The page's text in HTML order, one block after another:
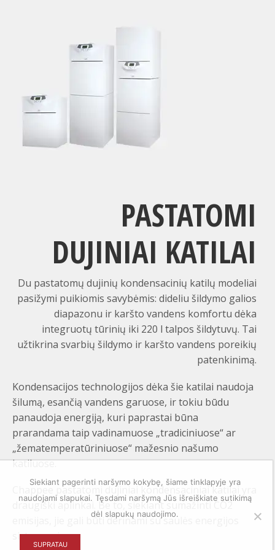
PASTATOMI
DUJINIAI KATILAI
Du pastatomų dujinių kondensacinių katilų modeliai
pasižymi puikiomis savybėmis: dideliu šildymo galios
diapazonu ir karšto vandens komfortu dėka
integruotų tūrinių iki 220 l talpos šildytuvų. Tai
užtikrina svarbių šildymo ir karšto vandens poreikių
patenkinimą.
Kondensacijos technologijos dėka šie katilai naudoja
šilumą, esančią vandens garuose, ir tokiu būdu
panaudoja energiją, kuri paprastai būna
prarandama taip vadinamuose „tradiciniuose“ ar
„žematemperatūriniuose“ mažesnio našumo
katiluose.
Chappee pastatomi dujiniai kondensaciniai katilai yra
draugiški aplinkai. Be to, siekiant sumažinti CO2
emisijas, jie gali būti derinami su saulės energijos
sistemomis.
Siekiant pagerinti naršymo kokybę, šiame tinklapyje yra
naudojami slapukai. Tęsdami naršymą Jūs išreiškiate sutikimą
dėl slapukų naudojimo.
SUPRATAU